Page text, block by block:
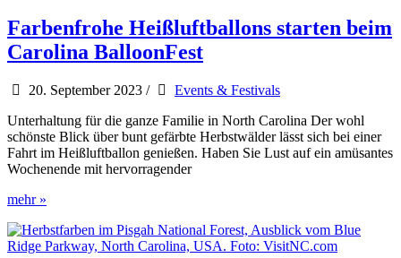
–
Herbst
in
Carolina
Farbenfrohe Heißluftballons starten beim
Carolina BalloonFest
20. September 2023 /
Events & Festivals
Unterhaltung für die ganze Familie in North Carolina Der wohl
schönste Blick über bunt gefärbte Herbstwälder lässt sich bei einer
Fahrt im Heißluftballon genießen. Haben Sie Lust auf ein amüsantes
Wochenende mit hervorragender
Farbenfrohe
starten
beim
mehr »